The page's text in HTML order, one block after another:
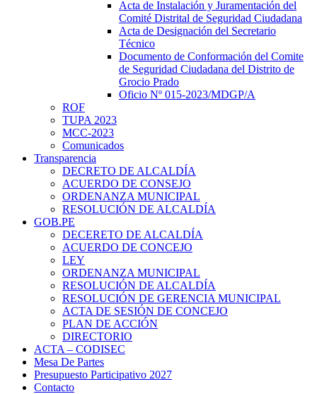
Acta de Instalación y Juramentación del
Comité Distrital de Seguridad Ciudadana
Acta de Designación del Secretario
Técnico
Documento de Conformación del Comite
de Seguridad Ciudadana del Distrito de
Grocio Prado
Oficio Nº 015-2023/MDGP/A
ROF
TUPA 2023
MCC-2023
Comunicados
Transparencia
DECRETO DE ALCALDÍA
ACUERDO DE CONSEJO
ORDENANZA MUNICIPAL
RESOLUCIÓN DE ALCALDÍA
GOB.PE
DECERETO DE ALCALDÍA
ACUERDO DE CONCEJO
LEY
ORDENANZA MUNICIPAL
RESOLUCIÓN DE ALCALDÍA
RESOLUCIÓN DE GERENCIA MUNICIPAL
ACTA DE SESIÓN DE CONCEJO
PLAN DE ACCIÓN
DIRECTORIO
ACTA – CODISEC
Mesa De Partes
Presupuesto Participativo 2027
Contacto